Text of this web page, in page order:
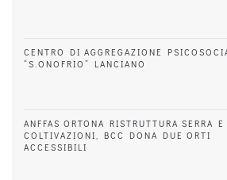
CENTRO DI AGGREGAZIONE
“S.ONOFRIO” LANCIANO
ANFFAS ORTONA RISTRUTTURA SERRA
COLTIVAZIONI, BCC DONA DUE ORTI
ACCESSIBILI